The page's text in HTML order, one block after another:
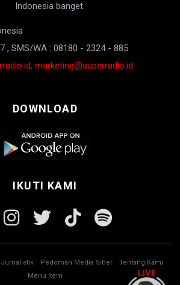
Indonesia banget.
, SMS/WA : 08180 - 2324 - 885
marketing@superradio.id
DOWNLOAD
IKUTI KAMI
Jurnalistik Pedoman Media Siber
Tentang Kami
Menu Item